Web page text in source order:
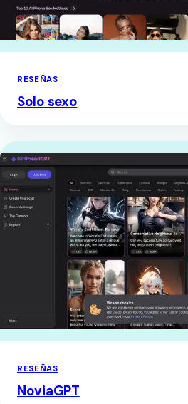
RESEÑAS
Solo sexo
RESEÑAS
NoviaGPT